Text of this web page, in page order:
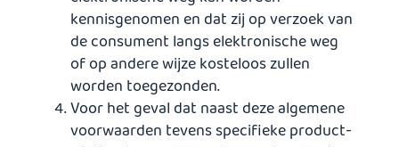
kennisgenomen en dat zij op verzoek van
de consument langs elektronische weg
of op andere wijze kosteloos zullen
worden toegezonden.
Voor het geval dat naast deze algemene
voorwaarden tevens specifieke product-